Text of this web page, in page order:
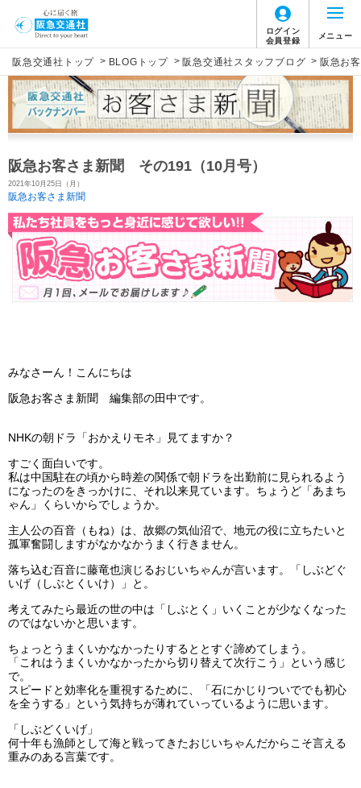
ログイン
会員登録
メニュー
阪急交通社トップ > BLOGトップ > 阪急交通社スタッフブログ > 阪急お
阪急お客さま新聞 その191（10月号）
2021年10月25日（月）
阪急お客さま新聞
みなさーん！こんにちは
阪急お客さま新聞 編集部の田中です。
NHKの朝ドラ「おかえりモネ」見てますか？
すごく面白いです。
私は中国駐在の頃から時差の関係で朝ドラを出勤前に見られるよう
になったのをきっかけに、それ以来見ています。 ちょうど「あまち
ゃん」くらいからでしょうか。
主人公の百音（もね）は、故郷の気仙沼で、地元の役に立ちたいと
孤軍奮闘しますがなかなかうまく行きません。
落ち込む百音に藤竜也演じるおじいちゃんが言います。「しぶどぐ
いげ（しぶとくいけ）」と。
考えてみたら最近の世の中は「しぶとく」いくことが少なくなった
のではないかと思います。
ちょっとうまくいかなかったりするととすぐ諦めてしまう。
「これはうまくいかなかったから切り替えて次行こう」という感じ
で。
スピードと効率化を重視するために、「石にかじりついででも初心
を全うする」という気持ちが薄れていっているように思います。
「しぶどくいげ」
何十年も漁師として海と戦ってきたおじいちゃんだからこそ言える
重みのある言葉です。